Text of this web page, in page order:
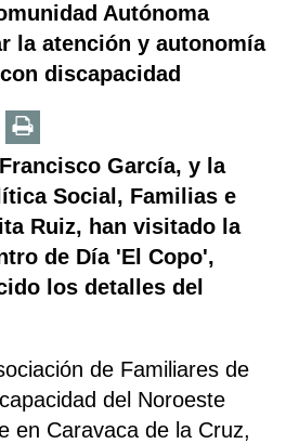
Autónoma
la atención y autonomía
discapacidad
García, y la
Social, Familias e
Ruiz, han visitado la
de Día 'El Copo',
los detalles del
de Familiares de
del Noroeste
en Caravaca de la Cruz,